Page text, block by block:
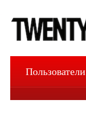
Пользователи